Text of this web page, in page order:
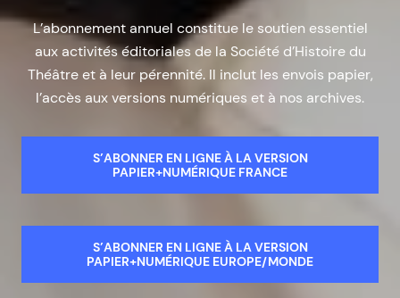
L’abonnement annuel constitue le soutien essentiel
aux activités éditoriales de la Société d’Histoire du
Théâtre et à leur pérennité. Il inclut les envois papier,
l’accès aux versions numériques et à nos archives.
S’ABONNER EN LIGNE À LA VERSION
PAPIER+NUMÉRIQUE FRANCE
S’ABONNER EN LIGNE À LA VERSION
PAPIER+NUMÉRIQUE EUROPE/MONDE